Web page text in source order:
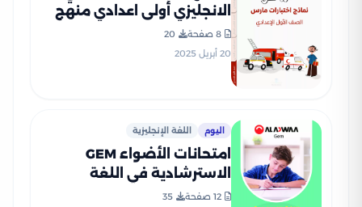
الانجليزي أولى اعدادي منهج
شهر مارس 2025 بصيغة PDF
8 صفحة
20
20 أبريل 2025
اليوم اللغة الإنجليزية
امتحانات الأضواء GEM
الاسترشادية في اللغة
الانجليزية لأولى إعدادي على
12 صفحة
35